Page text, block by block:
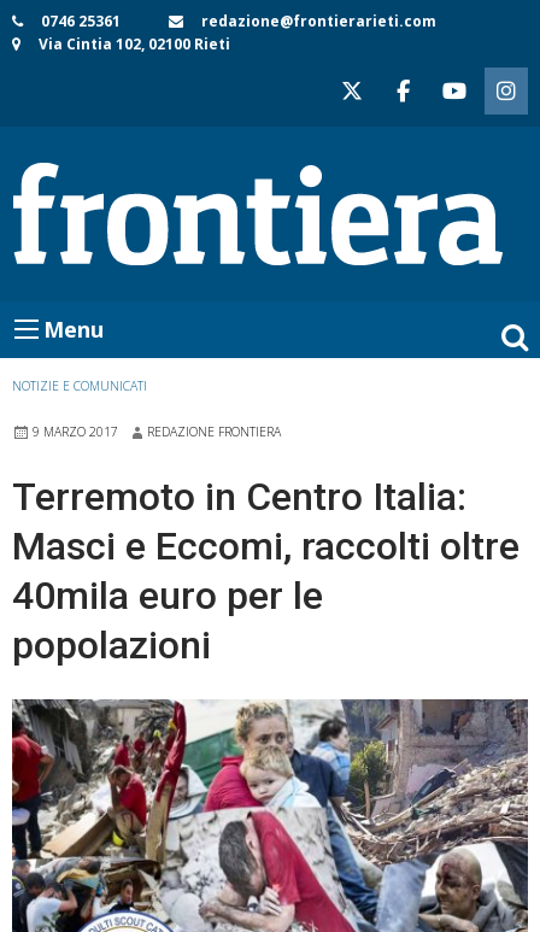
Skip
to
0746 25361
redazione@frontierarieti.com
Via Cintia 102, 02100 Rieti
Menu
NOTIZIE E COMUNICATI
9 MARZO 2017 REDAZIONE FRONTIERA
Terremoto in Centro Italia:
Masci e Eccomi, raccolti oltre
40mila euro per le
popolazioni